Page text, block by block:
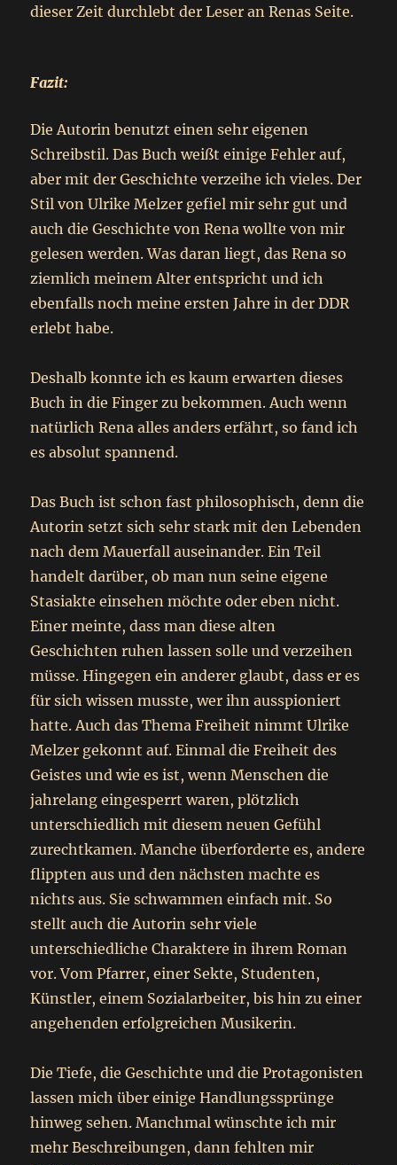
dieser Zeit durchlebt der Leser an Renas Seite.
Fazit:
Die Autorin benutzt einen sehr eigenen
Schreibstil. Das Buch weißt einige Fehler auf,
aber mit der Geschichte verzeihe ich vieles. Der
Stil von Ulrike Melzer gefiel mir sehr gut und
auch die Geschichte von Rena wollte von mir
gelesen werden. Was daran liegt, das Rena so
ziemlich meinem Alter entspricht und ich
ebenfalls noch meine ersten Jahre in der DDR
erlebt habe.
Deshalb konnte ich es kaum erwarten dieses
Buch in die Finger zu bekommen. Auch wenn
natürlich Rena alles anders erfährt, so fand ich
es absolut spannend.
Das Buch ist schon fast philosophisch, denn die
Autorin setzt sich sehr stark mit den Lebenden
nach dem Mauerfall auseinander. Ein Teil
handelt darüber, ob man nun seine eigene
Stasiakte einsehen möchte oder eben nicht.
Einer meinte, dass man diese alten
Geschichten ruhen lassen solle und verzeihen
müsse. Hingegen ein anderer glaubt, dass er es
für sich wissen musste, wer ihn ausspioniert
hatte. Auch das Thema Freiheit nimmt Ulrike
Melzer gekonnt auf. Einmal die Freiheit des
Geistes und wie es ist, wenn Menschen die
jahrelang eingesperrt waren, plötzlich
unterschiedlich mit diesem neuen Gefühl
zurechtkamen. Manche überforderte es, andere
flippten aus und den nächsten machte es
nichts aus. Sie schwammen einfach mit. So
stellt auch die Autorin sehr viele
unterschiedliche Charaktere in ihrem Roman
vor. Vom Pfarrer, einer Sekte, Studenten,
Künstler, einem Sozialarbeiter, bis hin zu einer
angehenden erfolgreichen Musikerin.
Die Tiefe, die Geschichte und die Protagonisten
lassen mich über einige Handlungssprünge
hinweg sehen. Manchmal wünschte ich mir
mehr Beschreibungen, dann fehlten mir